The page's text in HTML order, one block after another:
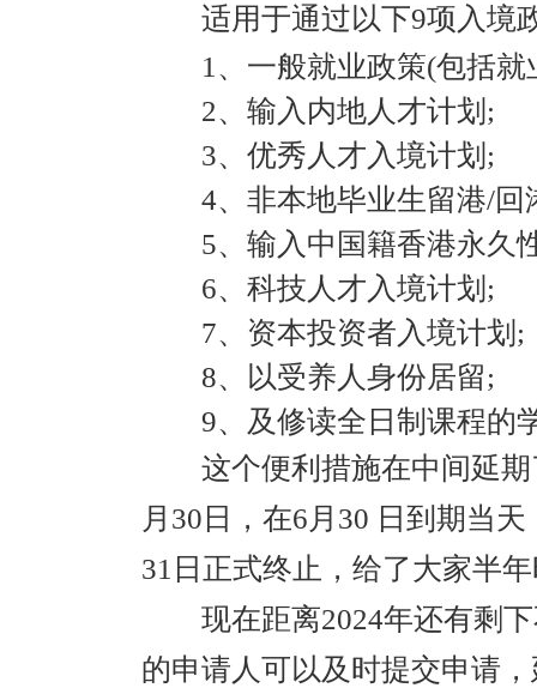
适用于通过以下9项入境
1、一般就业政策(包括就
2、输入内地人才计划;
3、优秀人才入境计划;
4、非本地毕业生留港/回
5、输入中国籍香港永久
6、科技人才入境计划;
7、资本投资者入境计划;
8、以受养人身份居留;
9、及修读全日制课程的
这个便利措施在中间延期
月30日，在6月30 日到期当
31日正式终止，给了大家半
现在距离2024年还有剩下
的申请人可以及时提交申请